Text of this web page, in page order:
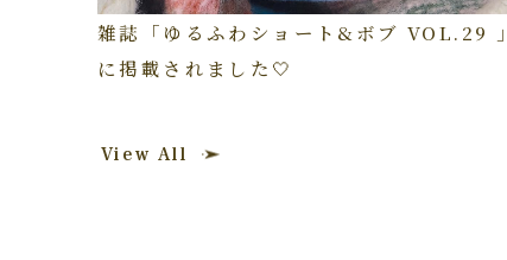
雑誌「ゆるふわショート&ボブ VOL.29 」
に掲載されました🤍
View All